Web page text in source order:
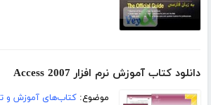
دانلود کتاب آموزش نرم افزار Access 2007
موضوع:کتاب‌های آموزش و